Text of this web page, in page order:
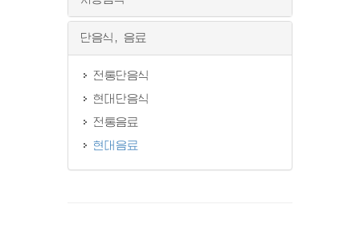
단음식, 음료
전통단음식
현대단음식
전통음료
현대음료